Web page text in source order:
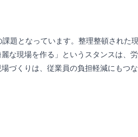
題となっています。整理整頓された
な現場を作る」というスタンスは、
づくりは、従業員の負担軽減にもつな